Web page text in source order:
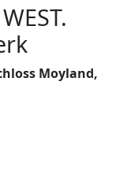
Moyland,